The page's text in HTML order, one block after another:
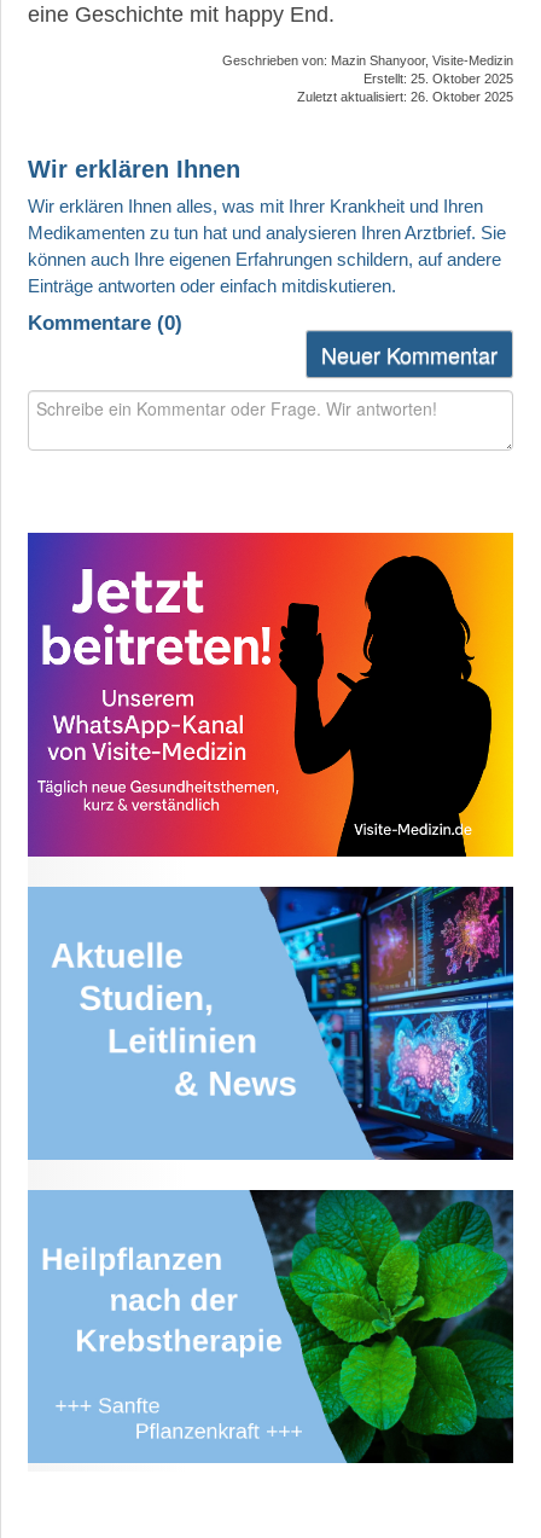
eine Geschichte mit happy End.
Geschrieben von: Mazin Shanyoor, Visite-Medizin
Erstellt: 25. Oktober 2025
Zuletzt aktualisiert: 26. Oktober 2025
Wir erklären Ihnen
Kommentare (0)
Neuer Kommentar